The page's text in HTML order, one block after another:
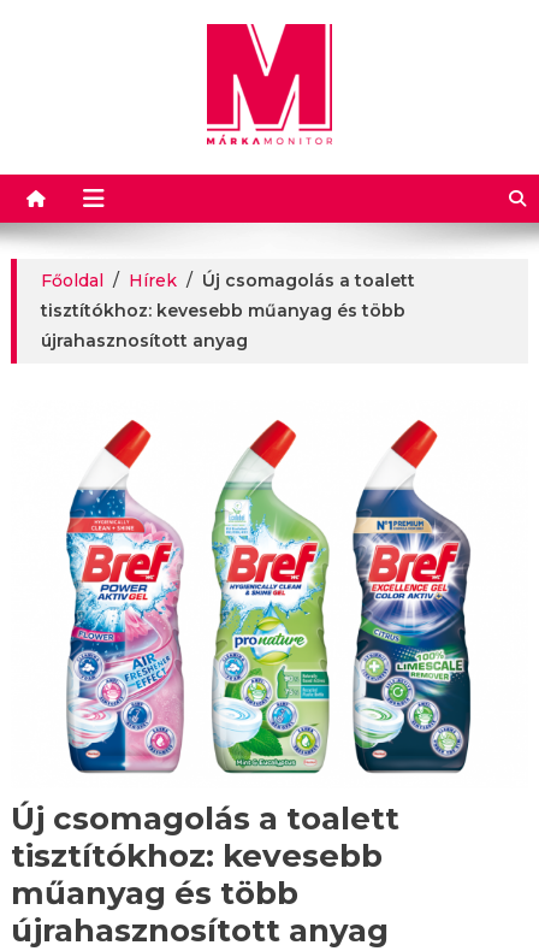
Márkamonitor
Főoldal / Hírek / Új csomagolás a toalett
tisztítókhoz: kevesebb műanyag és több
újrahasznosított anyag
Új csomagolás a toalett
tisztítókhoz: kevesebb
műanyag és több
újrahasznosított anyag